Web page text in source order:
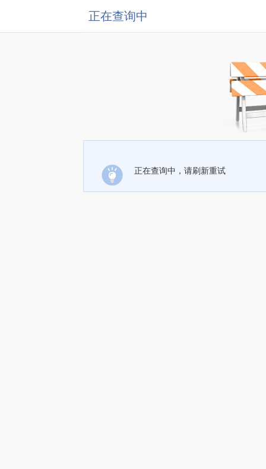
正在查询中
正在查询中，请刷新重试